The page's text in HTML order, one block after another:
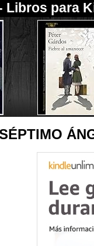
Libros para